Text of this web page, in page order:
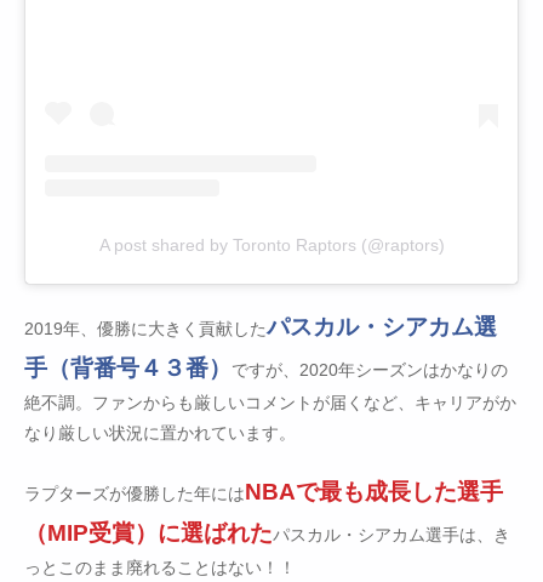
A post shared by Toronto Raptors (@raptors)
2019年、優勝に大きく貢献したパスカル・シアカム選
手（背番号４３番）
ですが、2020年シーズンはかなりの
絶不調。ファンからも厳しいコメントが届くなど、キャリアがか
なり厳しい状況に置かれています。
ラプターズが優勝した年にはNBAで最も成長した選手
（MIP受賞）に選ばれたパスカル・シアカム選手は、き
っとこのまま廃れることはない！！